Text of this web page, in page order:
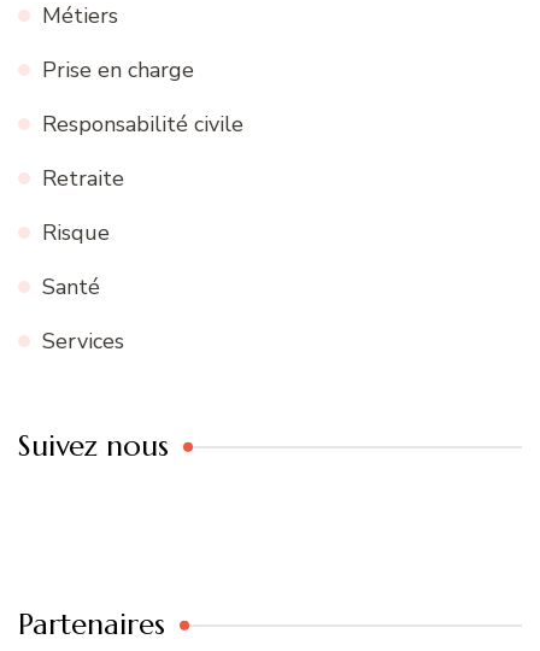
Métiers
Prise en charge
Responsabilité civile
Retraite
Risque
Santé
Services
Suivez nous
Partenaires